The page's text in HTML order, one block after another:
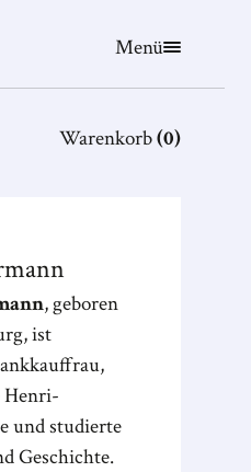
Menü
Warenkorb(0)
, geboren
ist
Henri-
und studierte
Geschichte.